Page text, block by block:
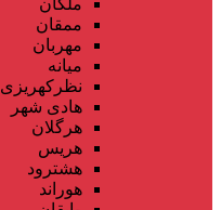
ممقان
مهربان
میانه
نظرکهریزی
هادی شهر
هرگلان
هریس
هشترود
هوراند